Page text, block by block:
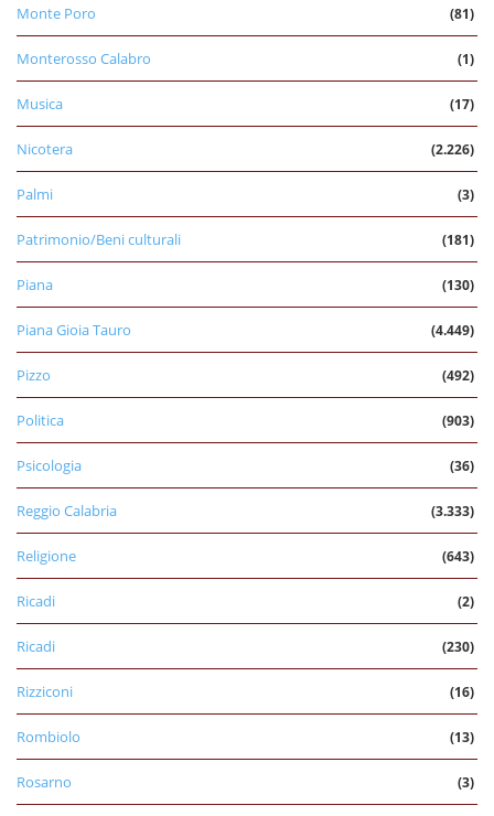
Monte Poro (81)
Monterosso Calabro (1)
Musica (17)
Nicotera (2.226)
Palmi (3)
Patrimonio/Beni culturali (181)
Piana (130)
Piana Gioia Tauro (4.449)
Pizzo (492)
Politica (903)
Psicologia (36)
Reggio Calabria (3.333)
Religione (643)
Ricadi (2)
Ricadi (230)
Rizziconi (16)
Rombiolo (13)
Rosarno (3)